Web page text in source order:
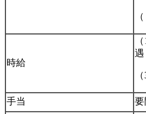
時給
遇
手当
要